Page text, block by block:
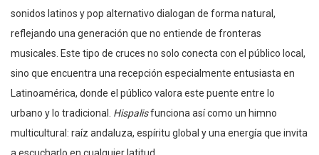
sonidos latinos y pop alternativo dialogan de forma natural,
reflejando una generación que no entiende de fronteras
musicales. Este tipo de cruces no solo conecta con el público local,
sino que encuentra una recepción especialmente entusiasta en
Latinoamérica, donde el público valora este puente entre lo
urbano y lo tradicional. Hispalisfunciona así como un himno
multicultural: raíz andaluza, espíritu global y una energía que invita